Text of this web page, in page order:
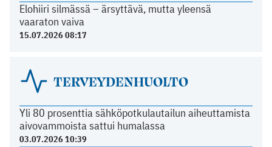
Elohiiri silmässä – ärsyttävä, mutta yleensä
vaaraton vaiva
15.07.2026 08:17
TERVEYDENHUOLTO
Yli 80 prosenttia sähköpotkulautailun aiheuttamista
aivovammoista sattui humalassa
03.07.2026 10:39